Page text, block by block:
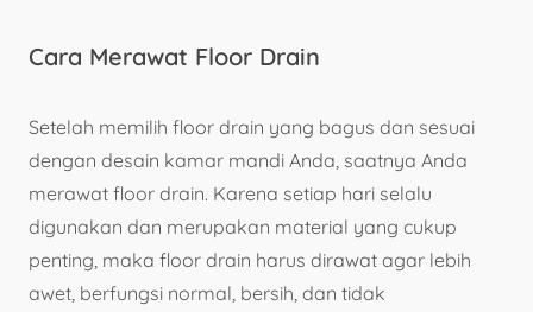
Cara Merawat Floor Drain
Setelah memilih floor drain yang bagus dan sesuai
dengan desain kamar mandi Anda, saatnya Anda
merawat floor drain. Karena setiap hari selalu
digunakan dan merupakan material yang cukup
penting, maka floor drain harus dirawat agar lebih
awet, berfungsi normal, bersih, dan tidak